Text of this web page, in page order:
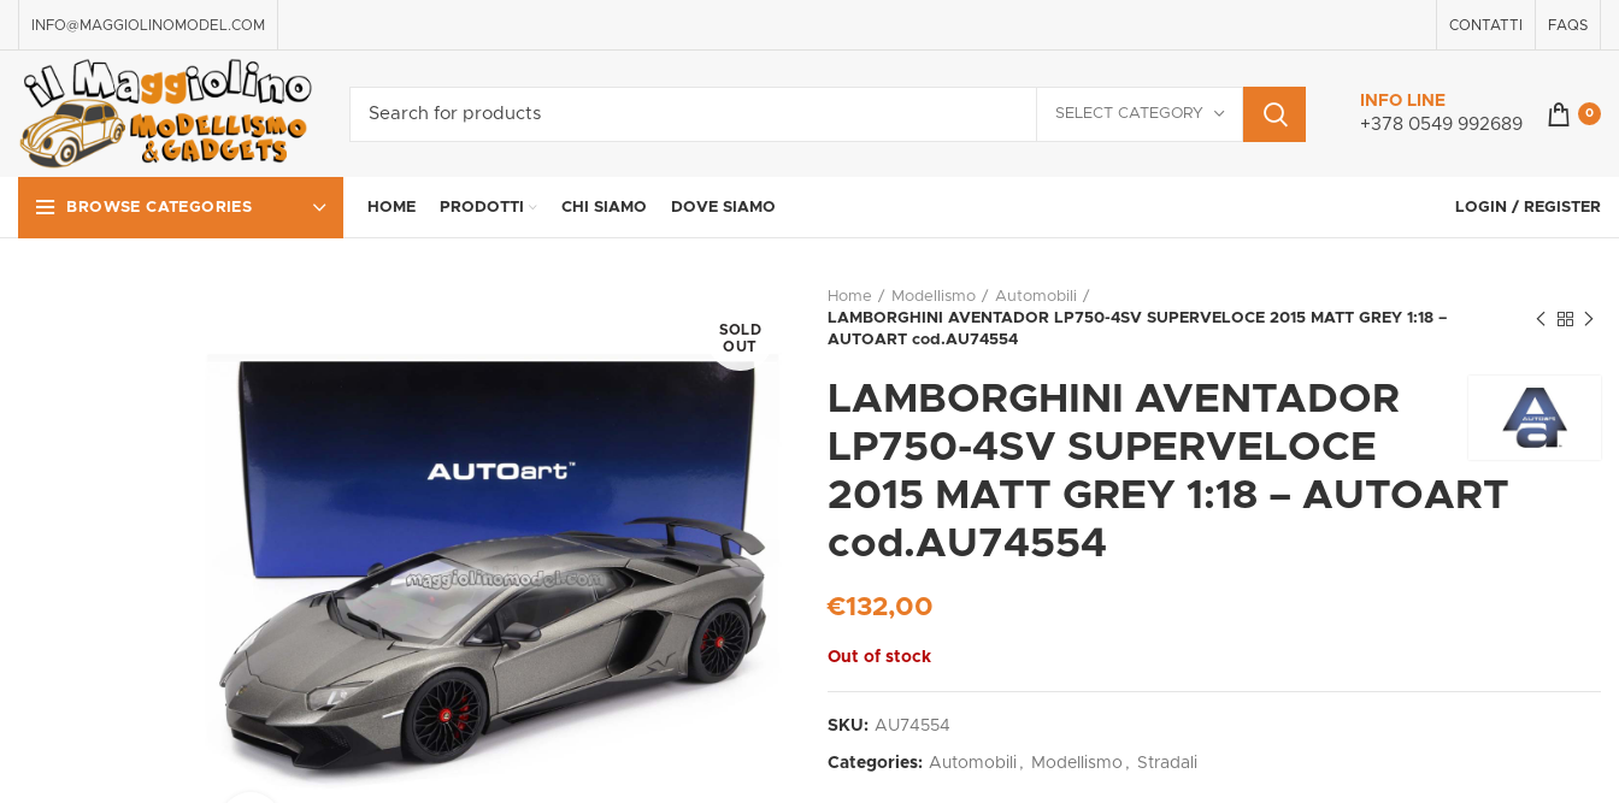
INFO@MAGGIOLINOMODEL.COM CONTATTI FAQS
SELECT CATEGORY
INFO LINE
+378 0549 992689
0
BROWSE CATEGORIES HOME PRODOTTI CHI SIAMO DOVE SIAMO LOGIN / REGISTER
SOLD
OUT
Home Modellismo
Automobili
LAMBORGHINI AVENTADOR LP750-4SV SUPERVELOCE 2015 MATT GREY 1:18 –
AUTOART cod.AU74554
LAMBORGHINI AVENTADOR
LP750-4SV SUPERVELOCE
2015 MATT GREY 1:18 – AUTOART
cod.AU74554
€132,00
Out of stock
SKU: AU74554
Categories: Automobili , Modellismo , Stradali